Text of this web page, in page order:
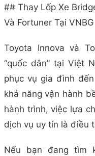
## Thay Lốp Xe
Và Fortuner Tại VNBG
Toyota Innova và
“quốc dân” tại Việt
phục vụ gia đình
khả năng vận hành
hành trình, việc lựa
dịch vụ uy tín là điều
Nếu bạn đang tìm